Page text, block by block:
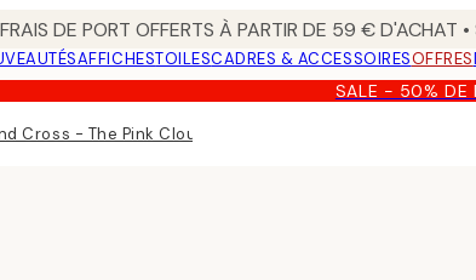
FRAIS DE PORT OFFERTS À PARTIR DE 59 € D'ACHAT
AFFICHESTOILESCADRES & ACCESSOIRESOFFRES
SALE - 50% DE
Cross - The Pink Cloud Tableau sur toile